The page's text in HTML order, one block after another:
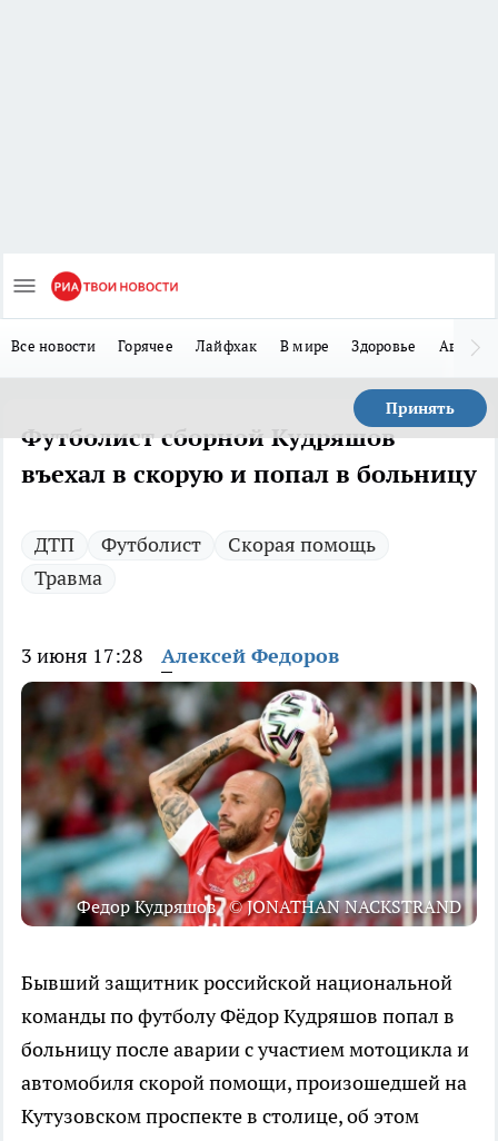
Все новости Горячее Лайфхак В мире Здоровье Авто
Принять
Футболист сборной Кудряшов
въехал в скорую и попал в больницу
ДТП Футболист
Скорая помощь
Травма
3 июня 17:28 Алексей Федоров
Федор Кудряшов | © JONATHAN NACKSTRAND
Бывший защитник российской национальной
команды по футболу Фёдор Кудряшов попал в
больницу после аварии с участием мотоцикла и
автомобиля скорой помощи, произошедшей на
Кутузовском проспекте в столице, об этом